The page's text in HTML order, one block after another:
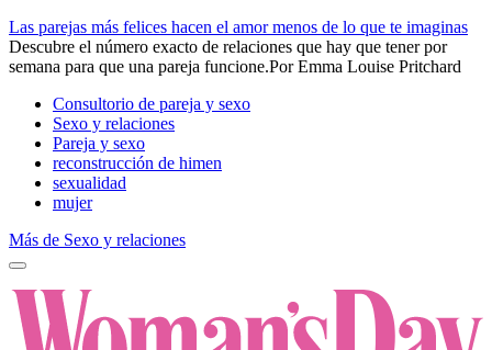
Las parejas más felices hacen el amor menos de lo que te imaginas
Descubre el número exacto de relaciones que hay que tener por
semana para que una pareja funcione.​PorEmma Louise Pritchard
Consultorio de pareja y sexo
Sexo y relaciones
Pareja y sexo
reconstrucción de himen
sexualidad
mujer
Más de Sexo y relaciones